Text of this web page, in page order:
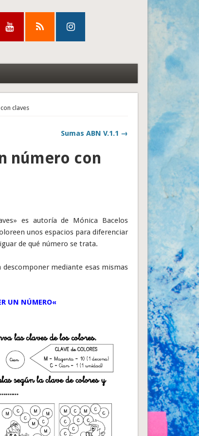
claves
Sumas ABN V.1.1 →
número con
es autoría de Mónica Bacelos
unos espacios para diferenciar
de qué número se trata.
descomponer mediante esas mismas
UN NÚMERO«